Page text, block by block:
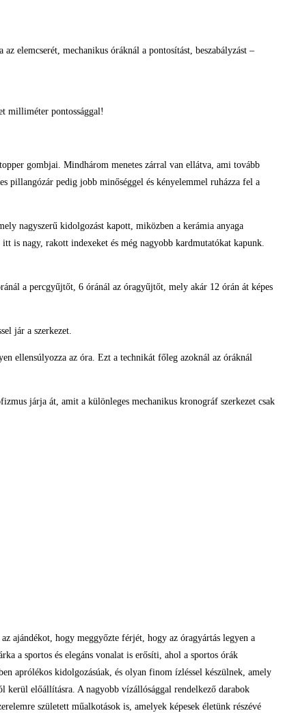
elemcserét, mechanikus óráknál a pontosítást, beszabályzást –
milliméter pontossággal!
gombjai. Mindhárom menetes zárral van ellátva, ami tovább
pillangózár pedig jobb minőséggel és kényelemmel ruházza fel a
nagyszerű kidolgozást kapott, miközben a kerámia anyaga
is nagy, rakott indexeket és még nagyobb kardmutatókat kapunk.
a percgyűjtőt, 6 óránál az óragyűjtőt, mely akár 12 órán át képes
jár a szerkezet.
ellensúlyozza az óra. Ezt a technikát főleg azoknál az óráknál
járja át, amit a különleges mechanikus kronográf szerkezet csak
ajándékot, hogy meggyőzte férjét, hogy az óragyártás legyen a
a sportos és elegáns vonalat is erősíti, ahol a sportos órák
aprólékos kidolgozásúak, és olyan finom ízléssel készülnek, amely
kerül előállításra. A nagyobb vízállósággal rendelkező darabok
született műalkotások is, amelyek képesek életünk részévé